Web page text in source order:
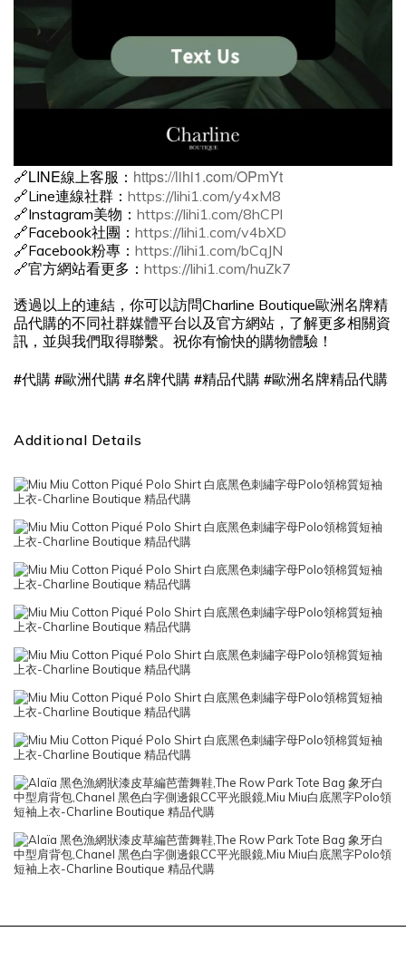
🔗LINE線上客服： https://lihi1.com/OPmYt
🔗Line連線社群： https://lihi1.com/y4xM8
🔗Instagram美物： https://lihi1.com/8hCPl
🔗Facebook社團： https://lihi1.com/v4bXD
🔗Facebook粉專： https://lihi1.com/bCqJN
🔗官方網站看更多： https://lihi1.com/huZk7
透過以上的連結，你可以訪問Charline Boutique歐洲名牌精
品代購的不同社群媒體平台以及官方網站，了解更多相關資
訊，並與我們取得聯繫。祝你有愉快的購物體驗！
#代購 #歐洲代購 #名牌代購 #精品代購 #歐洲名牌精品代購
Additional Details